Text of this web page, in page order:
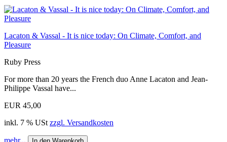
Lacaton & Vassal - It is nice today: On Climate, Comfort, and
Pleasure
Ruby Press
For more than 20 years the French duo Anne Lacaton and Jean-
Philippe Vassal have...
EUR 45,00
inkl. 7 % USt zzgl. Versandkosten
mehr...